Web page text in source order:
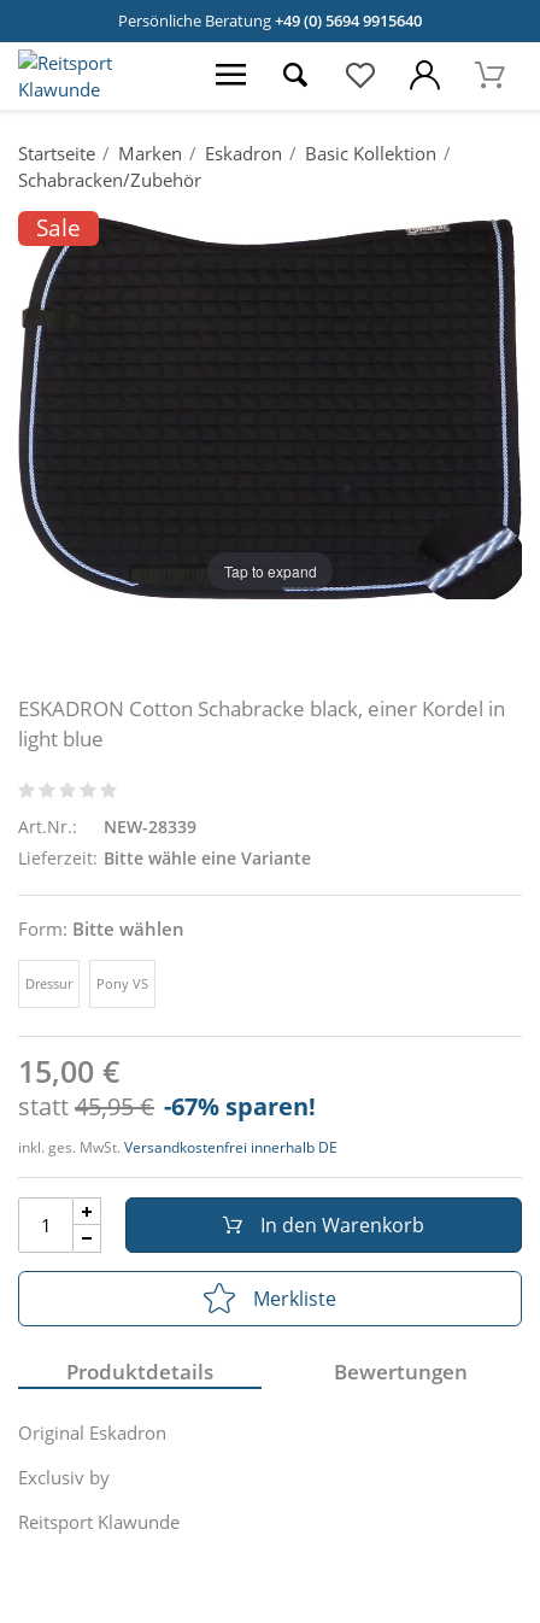
Persönliche Beratung+49 (0) 5694 9915640
Startseite Marken Eskadron
Basic Kollektion
Schabracken/Zubehör
Sale
Tap to expand
ESKADRON Cotton Schabracke black, einer Kordel in
light blue
Art.Nr.:
NEW-28339
Lieferzeit: Bitte wähle eine Variante
Form: Bitte wählen
Dressur Pony VS
15,00 €
statt45,95 € -67% sparen!
inkl. ges. MwSt. Versandkostenfrei innerhalb DE
In den Warenkorb
Merkliste
Produktdetails Bewertungen
Original Eskadron
Exclusiv by
Reitsport Klawunde